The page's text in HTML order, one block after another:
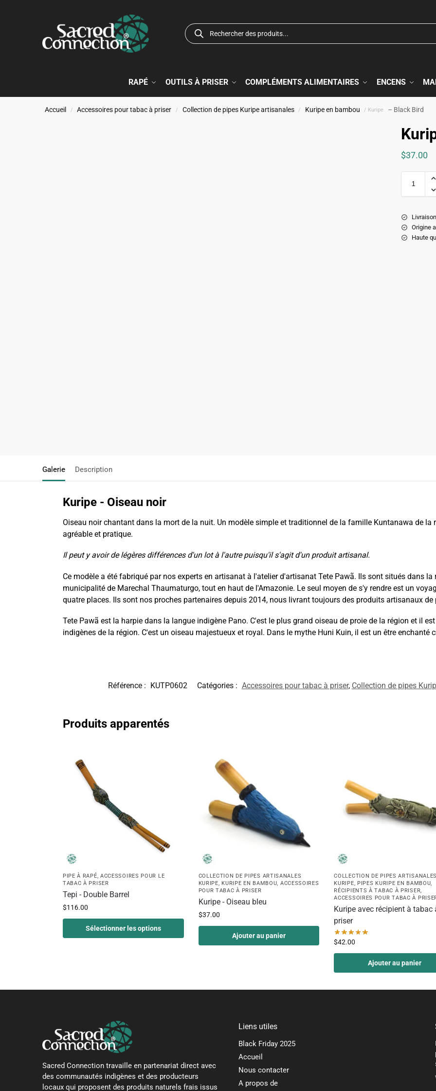
RAPÉ OUTILS À PRISER COMPLÉMENTS ALIMENTAIRES ENCENS
Accueil / Accessoires pour tabac à priser / Collection de pipes Kuripe artisanales / Kuripe en bambou / Kuripe – Black Bird
$37.00
Origine
Haute
Galerie Description
Kuripe - Oiseau noir
Oiseau noir chantant dans la mort de la nuit. Un modèle simple et traditionnel de la famille Kuntanawa de la
agréable et pratique.
Il peut y avoir de légères différences d'un lot à l'autre puisqu'il s'agit d'un produit artisanal.
Ce modèle a été fabriqué par nos experts en artisanat à l'atelier d'artisanat Tete Pawã. Ils sont situés dans la
municipalité de Marechal Thaumaturgo, tout en haut de l'Amazonie. Le seul moyen de s'y rendre est un
quatre places. Ils sont nos proches partenaires depuis 2014, nous livrant toujours des produits artisanaux
Tete Pawã est la harpie dans la langue indigène Pano. C'est le plus grand oiseau de proie de la région et il
indigènes de la région. C'est un oiseau majestueux et royal. Dans le mythe Huni Kuin, il est un être enchanté
Référence : KUTP0602 Catégories : Accessoires pour tabac à priser, Collection de pipes
Produits apparentés
PIPE À RAPÉ, ACCESSOIRES POUR LE
TABAC À PRISER
Tepi - Double Barrel
$116.00
Sélectionner les options
COLLECTION DE PIPES ARTISANALES
KURIPE, KURIPE EN BAMBOU, ACCESSOIRES
POUR TABAC À PRISER
Kuripe - Oiseau bleu
$37.00
Ajouter au panier
COLLECTION DE PIPES ARTISANALES
KURIPE, PIPES KURIPE EN BAMBOU,
RÉCIPIENTS À TABAC À PRISER,
ACCESSOIRES POUR TABAC À
Kuripe avec récipient à tabac
priser
$42.00
Ajouter au panier
Sacred Connection travaille en partenariat direct avec
des communautés indigènes et des producteurs
locaux qui proposent des produits naturels frais issus
Liens utiles
Black Friday 2025
Accueil
Nous contacter
A propos de